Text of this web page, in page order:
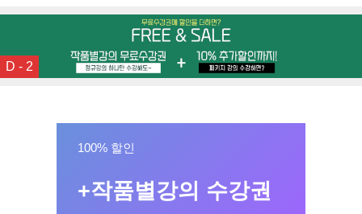
D - 2
100% 할인
+작품별강의 수강권